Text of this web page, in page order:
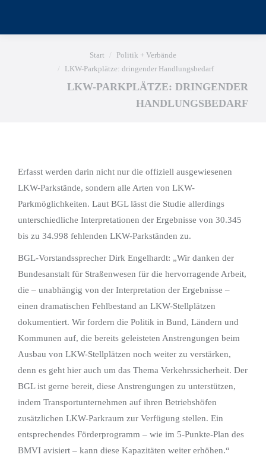
Sie befinden sich hier:
Start
Politik + Verbände
LKW-Parkplätze: dringender Handlungsbedarf
LKW-PARKPLÄTZE: DRINGENDER
HANDLUNGSBEDARF
Erfasst werden darin nicht nur die offiziell ausgewiesenen
LKW-Parkstände, sondern alle Arten von LKW-
Parkmöglichkeiten. Laut BGL lässt die Studie allerdings
unterschiedliche Interpretationen der Ergebnisse von 30.345
bis zu 34.998 fehlenden LKW-Parkständen zu.
BGL-Vorstandssprecher Dirk Engelhardt: „Wir danken der
Bundesanstalt für Straßenwesen für die hervorragende Arbeit,
die – unabhängig von der Interpretation der Ergebnisse –
einen dramatischen Fehlbestand an LKW-Stellplätzen
dokumentiert. Wir fordern die Politik in Bund, Ländern und
Kommunen auf, die bereits geleisteten Anstrengungen beim
Ausbau von LKW-Stellplätzen noch weiter zu verstärken,
denn es geht hier auch um das Thema Verkehrssicherheit. Der
BGL ist gerne bereit, diese Anstrengungen zu unterstützen,
indem Transportunternehmen auf ihren Betriebshöfen
zusätzlichen LKW-Parkraum zur Verfügung stellen. Ein
entsprechendes Förderprogramm – wie im 5-Punkte-Plan des
BMVI avisiert – kann diese Kapazitäten weiter erhöhen.“